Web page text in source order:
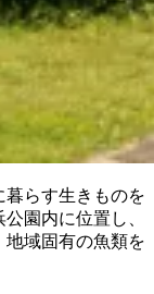
らす生きものを
園内に位置し、
域固有の魚類を